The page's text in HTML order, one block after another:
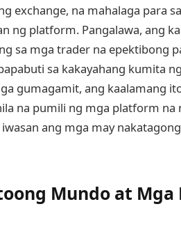
exchange, na mahalaga para
ng platform. Pangalawa, ang
sa mga trader na epektibong
sa kakayahang kumita
gumagamit, ang kaalamang
na pumili ng mga platform na
ang mga may
Mundo at Mga